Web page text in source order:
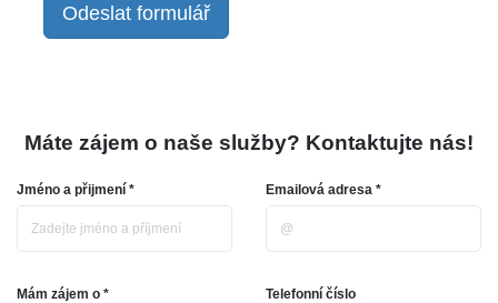
Odeslat formulář
Máte zájem o naše služby? Kontaktujte nás!
Jméno a přijmení * Emailová adresa *
Mám zájem o * Telefonní číslo